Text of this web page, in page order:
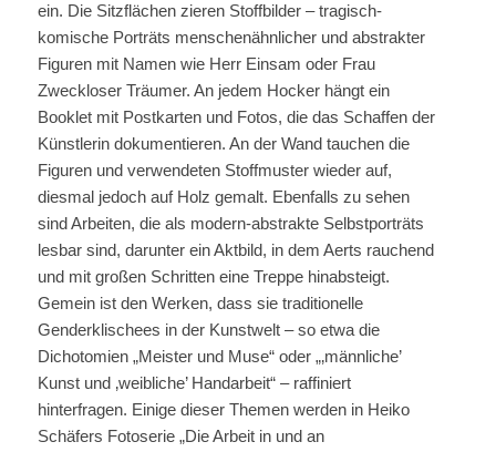
ein. Die Sitzflächen zieren Stoffbilder – tragisch-
komische Porträts menschenähnlicher und abstrakter
Figuren mit Namen wie Herr Einsam oder Frau
Zweckloser Träumer. An jedem Hocker hängt ein
Booklet mit Postkarten und Fotos, die das Schaffen der
Künstlerin dokumentieren. An der Wand tauchen die
Figuren und verwendeten Stoffmuster wieder auf,
diesmal jedoch auf Holz gemalt. Ebenfalls zu sehen
sind Arbeiten, die als modern-abstrakte Selbstporträts
lesbar sind, darunter ein Aktbild, in dem Aerts rauchend
und mit großen Schritten eine Treppe hinabsteigt.
Gemein ist den Werken, dass sie traditionelle
Genderklischees in der Kunstwelt – so etwa die
Dichotomien „Meister und Muse“ oder „‚männliche’
Kunst und ‚weibliche’ Handarbeit“ – raffiniert
hinterfragen. Einige dieser Themen werden in Heiko
Schäfers Fotoserie „Die Arbeit in und an